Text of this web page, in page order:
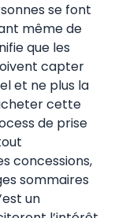
se font
même de
que les
capter
et ne plus la
cette
de prise
concessions,
sommaires
un